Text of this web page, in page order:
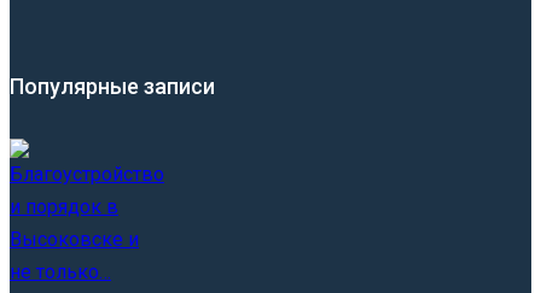
Популярные записи